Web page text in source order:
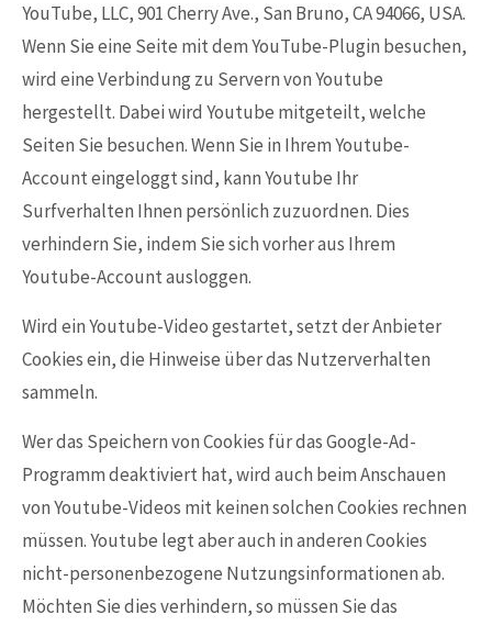
YouTube, LLC, 901 Cherry Ave., San Bruno, CA 94066, USA.
Wenn Sie eine Seite mit dem YouTube-Plugin besuchen,
wird eine Verbindung zu Servern von Youtube
hergestellt. Dabei wird Youtube mitgeteilt, welche
Seiten Sie besuchen. Wenn Sie in Ihrem Youtube-
Account eingeloggt sind, kann Youtube Ihr
Surfverhalten Ihnen persönlich zuzuordnen. Dies
verhindern Sie, indem Sie sich vorher aus Ihrem
Youtube-Account ausloggen.
Wird ein Youtube-Video gestartet, setzt der Anbieter
Cookies ein, die Hinweise über das Nutzerverhalten
sammeln.
Wer das Speichern von Cookies für das Google-Ad-
Programm deaktiviert hat, wird auch beim Anschauen
von Youtube-Videos mit keinen solchen Cookies rechnen
müssen. Youtube legt aber auch in anderen Cookies
nicht-personenbezogene Nutzungsinformationen ab.
Möchten Sie dies verhindern, so müssen Sie das